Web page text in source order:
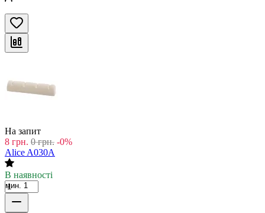
На запит
8 грн. 0 грн. -0%
Alice A030A
В наявності
мин. 1